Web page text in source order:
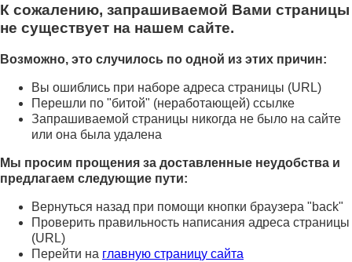
К сожалению, запрашиваемой Вами страницы
не существует на нашем сайте.
Возможно, это случилось по одной из этих причин:
Вы ошиблись при наборе адреса страницы (URL)
Перешли по "битой" (неработающей) ссылке
Запрашиваемой страницы никогда не было на сайте
или она была удалена
Мы просим прощения за доставленные неудобства и
предлагаем следующие пути:
Вернуться назад при помощи кнопки браузера "back"
Проверить правильность написания адреса страницы
(URL)
Перейти на главную страницу сайта